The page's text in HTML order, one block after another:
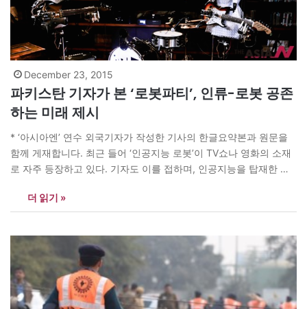
December 23, 2015
파키스탄 기자가 본 ‘로봇파티’, 인류-로봇 공존
하는 미래 제시
* ‘아시아엔’ 연수 외국기자가 작성한 기사의 한글요약본과 원문을
함께 게재합니다. 최근 들어 ‘인공지능 로봇’이 TV쇼나 영화의 소재
로 자주 등장하고 있다. 기자도 이를 접하며, 인공지능을 탑재한 로
지켜봐 왔다. 지난 12월, 서울 장충동 타박마당에서 아트센터 나비
(관장 노소영)가 주최하는 ‘로봇파티’를 방문한 기자는…
더 읽기 »